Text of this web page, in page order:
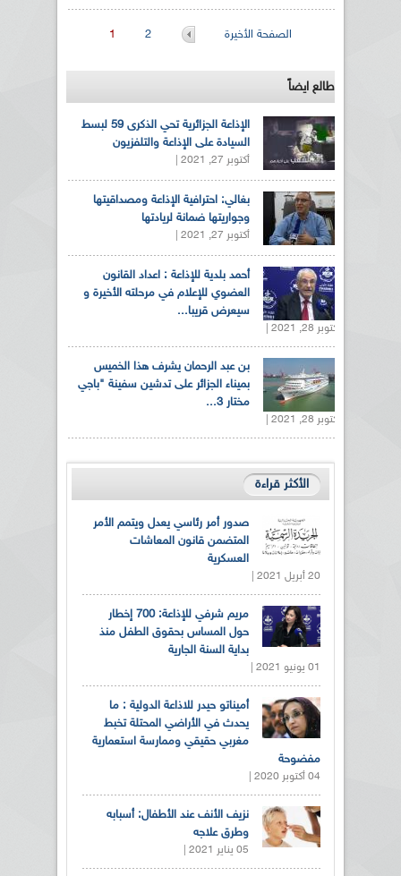
الصفحات 1 2 الصفحة الأخيرة
طالع ايضاً
الإذاعة الجزائرية تحي الذكرى 59 لبسط
السيادة على الإذاعة والتلفزيون
أكتوبر 27, 2021 |
بغالي: احترافية الإذاعة ومصداقيتها
وجواريتها ضمانة لريادتها
أكتوبر 27, 2021 |
أحمد بلدية للإذاعة : اعداد القانون
العضوي للإعلام في مرحلته الأخيرة و
سيعرض قريبا...
أكتوبر 28, 2021 |
بن عبد الرحمان يشرف هذا الخميس
بميناء الجزائر على تدشين سفينة "باجي
مختار 3...
أكتوبر 28, 2021 |
الأكثر قراءة
صدور أمر رئاسي يعدل ويتمم الأمر
المتضمن قانون المعاشات
العسكرية
20 أبريل 2021 |
مريم شرفي للإذاعة: 700 إخطار
حول المساس بحقوق الطفل منذ
بداية السنة الجارية
01 يونيو 2021 |
أميناتو حيدر للاذاعة الدولية : ما
يحدث في الأراضي المحتلة تخبط
مغربي حقيقي وممارسة استعمارية
مفضوحة
04 أكتوبر 2020 |
نزيف الأنف عند الأطفال: أسبابه
وطرق علاجه
05 يناير 2021 |